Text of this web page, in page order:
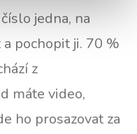
jedna, na
pochopit ji. 70 %
z
máte video,
ho prosazovat za